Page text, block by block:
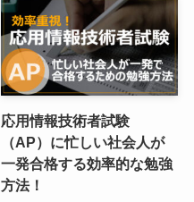
応用情報技術者試験
（AP）に忙しい社会人が
一発合格する効率的な勉強
方法！